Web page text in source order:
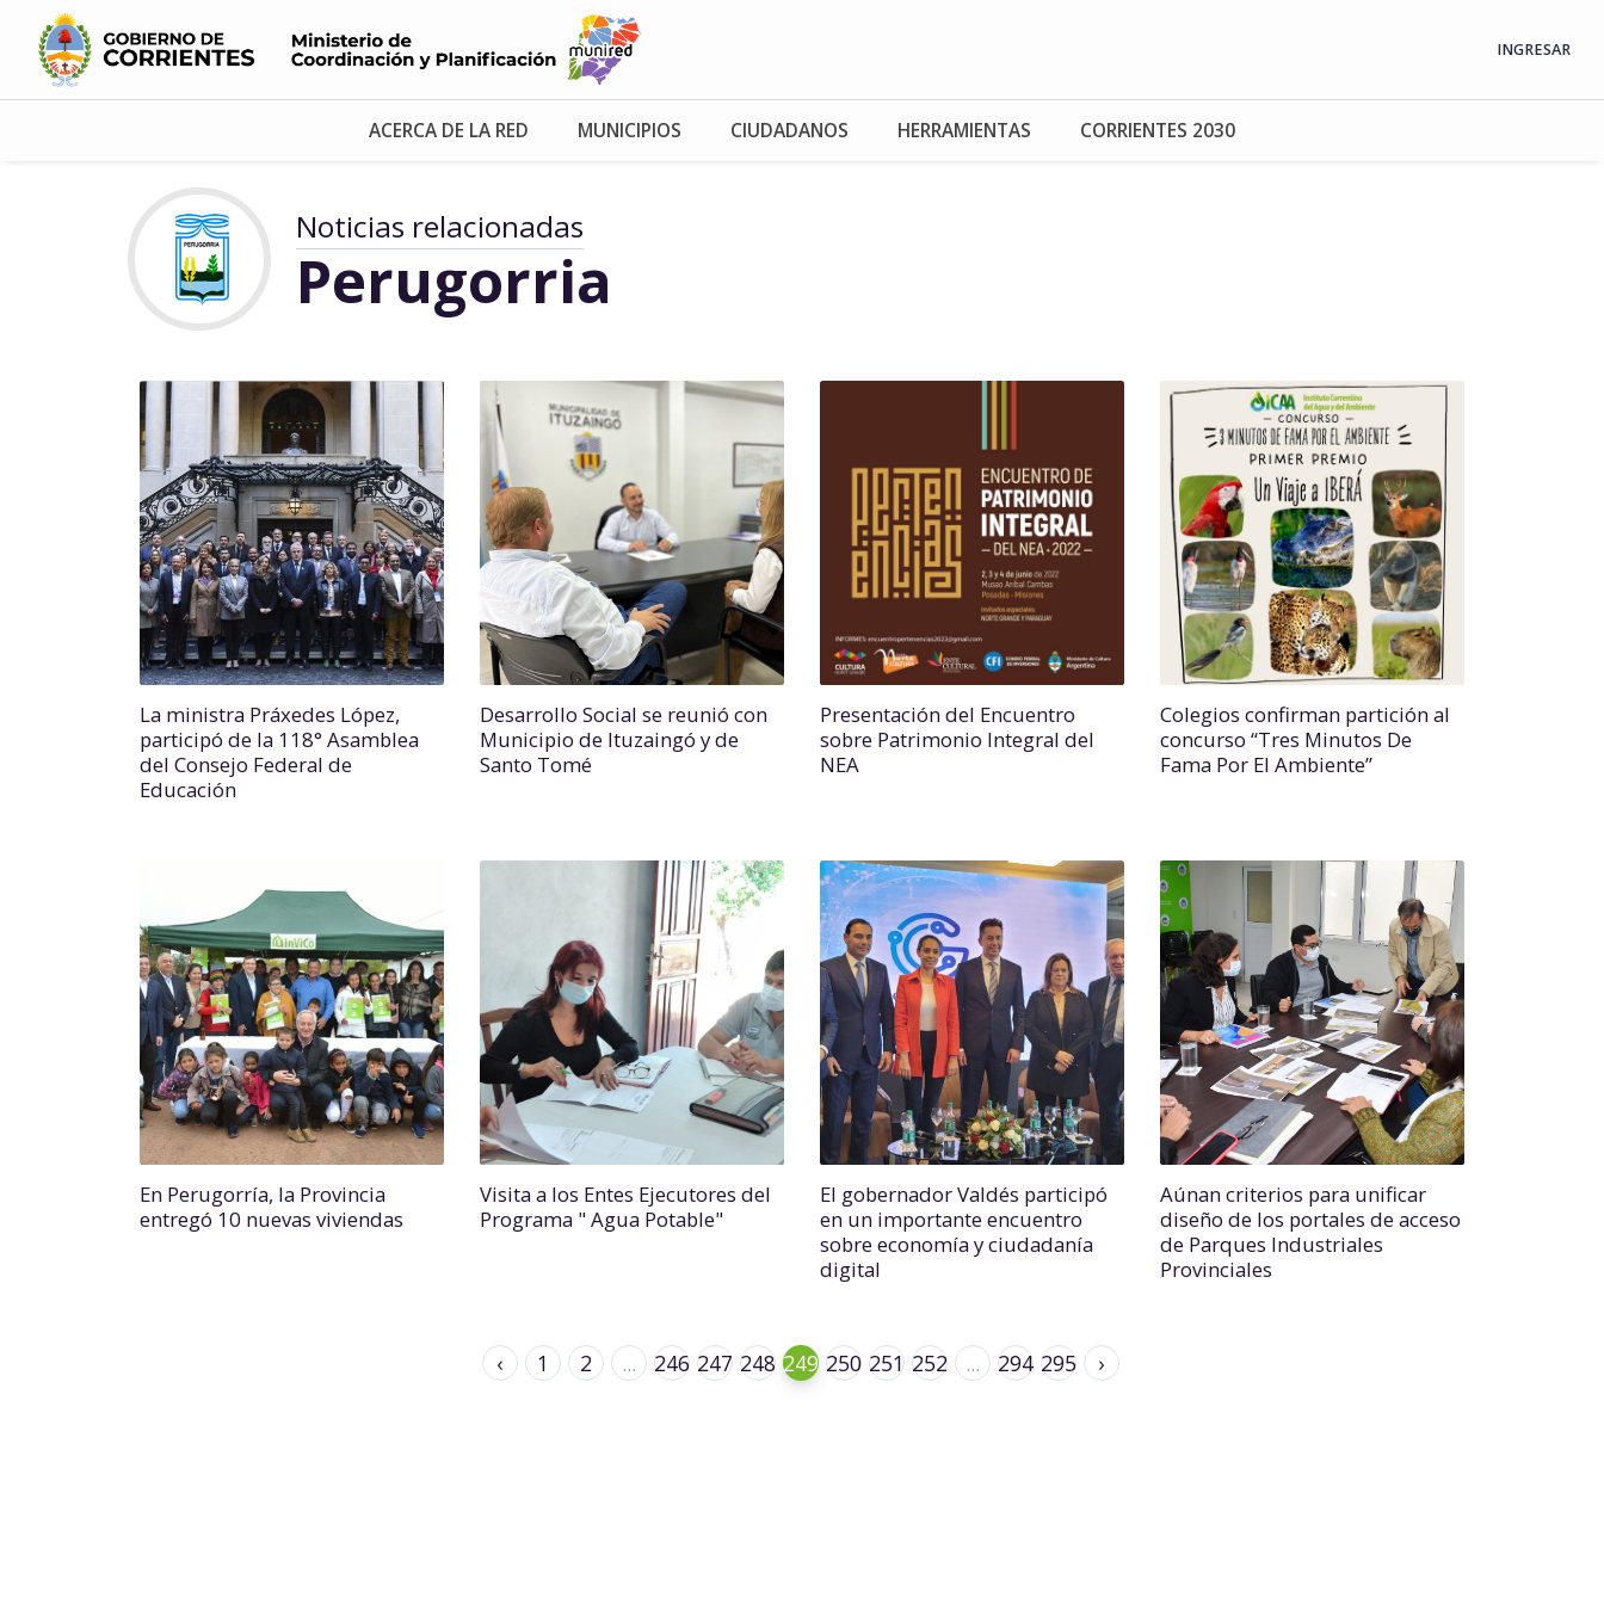
INGRESAR
ACERCA DE LA RED MUNICIPIOS CIUDADANOS HERRAMIENTAS CORRIENTES 2030
Noticias relacionadas
Perugorria
La ministra Práxedes López,
participó de la 118° Asamblea
del Consejo Federal de
Educación
Desarrollo Social se reunió con
Municipio de Ituzaingó y de
Santo Tomé
Presentación del Encuentro
sobre Patrimonio Integral del
NEA
Colegios confirman partición al
concurso “Tres Minutos De
Fama Por El Ambiente”
En Perugorría, la Provincia
entregó 10 nuevas viviendas
Visita a los Entes Ejecutores del
Programa " Agua Potable"
El gobernador Valdés participó
en un importante encuentro
sobre economía y ciudadanía
digital
Aúnan criterios para unificar
diseño de los portales de acceso
de Parques Industriales
Provinciales
‹ 1 2 ... 246 247 248 249 250 251 252 ... 294 295 ›